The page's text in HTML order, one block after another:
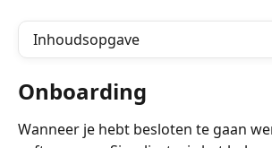
Inhoudsopgave
Onboarding
Wanneer je hebt besloten te gaan